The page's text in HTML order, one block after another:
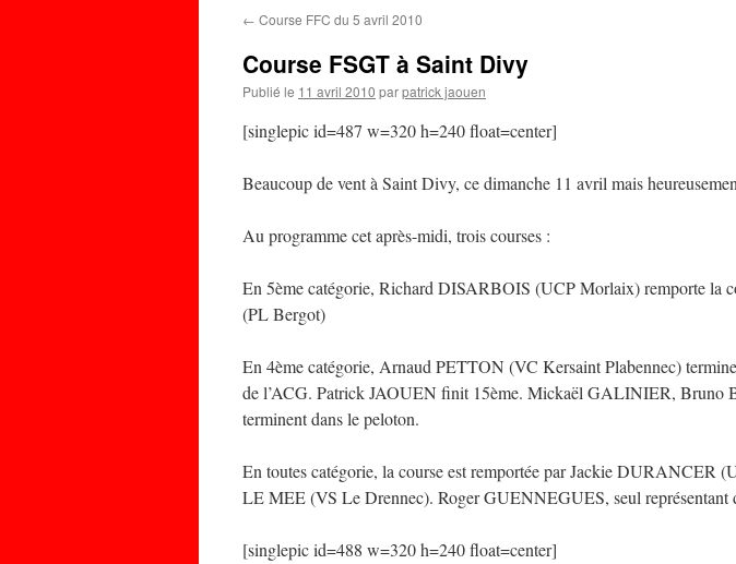
← Course FFC du 5 avril 2010
Course FSGT à Saint Divy
Publié le 11 avril 2010 parpatrick jaouen
[singlepic id=487 w=320 h=240 float=center]
Beaucoup de vent à Saint Divy, ce dimanche 11 avril mais
Au programme cet après-midi, trois courses :
En 5ème catégorie, Richard DISARBOIS (UCP Morlaix) remporte la
(PL Bergot)
En 4ème catégorie, Arnaud PETTON (VC Kersaint Plabennec)
de l’ACG. Patrick JAOUEN finit 15ème. Mickaël GALINIER, Bruno
terminent dans le peloton.
En toutes catégorie, la course est remportée par Jackie DURANCER
LE MEE (VS Le Drennec). Roger GUENNEGUES, seul représentant
[singlepic id=488 w=320 h=240 float=center]